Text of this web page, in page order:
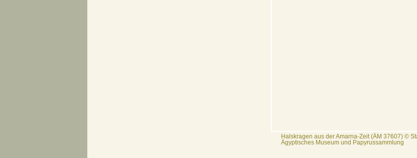
Halskragen aus der Amarna-Zeit (ÄM 37607) ©
Ägyptisches Museum und Papyrussammlung